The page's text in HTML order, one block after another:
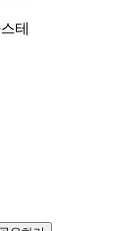
테